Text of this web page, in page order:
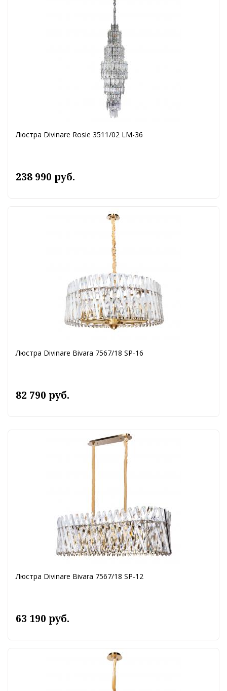
Люстра Divinare Rosie 3511/02 LM-36
238 990 руб.
Люстра Divinare Bivara 7567/18 SP-16
82 790 руб.
Люстра Divinare Bivara 7567/18 SP-12
63 190 руб.